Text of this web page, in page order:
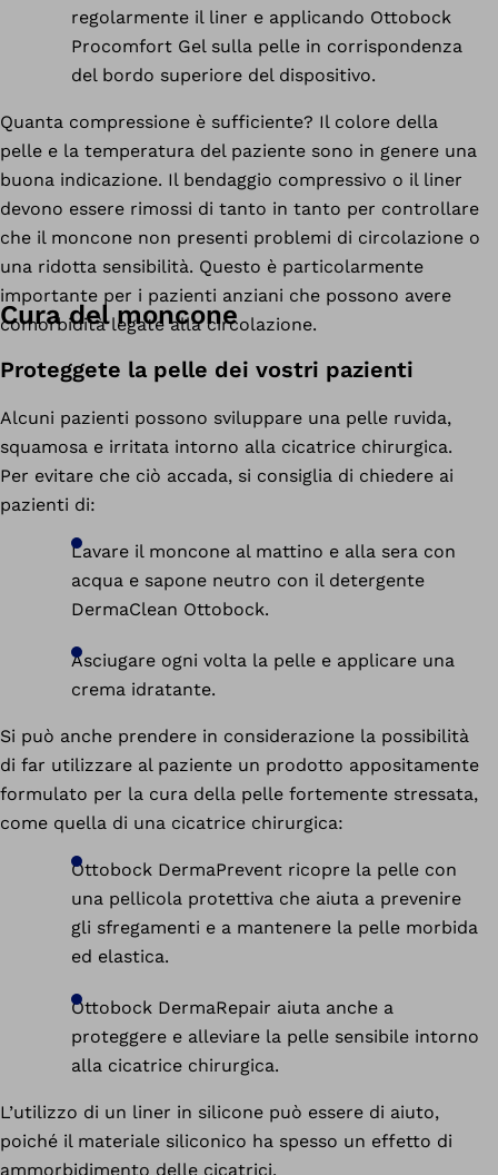
regolarmente il liner e applicando Ottobock
Procomfort Gel sulla pelle in corrispondenza
del bordo superiore del dispositivo.
Quanta compressione è sufficiente? Il colore della
pelle e la temperatura del paziente sono in genere una
buona indicazione. Il bendaggio compressivo o il liner
devono essere rimossi di tanto in tanto per controllare
che il moncone non presenti problemi di circolazione o
una ridotta sensibilità. Questo è particolarmente
importante per i pazienti anziani che possono avere
comorbidità legate alla circolazione.
Cura del moncone
Proteggete la pelle dei vostri pazienti
Alcuni pazienti possono sviluppare una pelle ruvida,
squamosa e irritata intorno alla cicatrice chirurgica.
Per evitare che ciò accada, si consiglia di chiedere ai
pazienti di:
Lavare il moncone al mattino e alla sera con
acqua e sapone neutro con il detergente
DermaClean Ottobock.
Asciugare ogni volta la pelle e applicare una
crema idratante.
Si può anche prendere in considerazione la possibilità
di far utilizzare al paziente un prodotto appositamente
formulato per la cura della pelle fortemente stressata,
come quella di una cicatrice chirurgica:
Ottobock DermaPrevent ricopre la pelle con
una pellicola protettiva che aiuta a prevenire
gli sfregamenti e a mantenere la pelle morbida
ed elastica.
Ottobock DermaRepair aiuta anche a
proteggere e alleviare la pelle sensibile intorno
alla cicatrice chirurgica.
L’utilizzo di un liner in silicone può essere di aiuto,
poiché il materiale siliconico ha spesso un effetto di
ammorbidimento delle cicatrici.